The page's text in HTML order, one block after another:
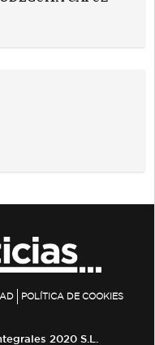
POLÍTICA DE COOKIES
2020 S.L.